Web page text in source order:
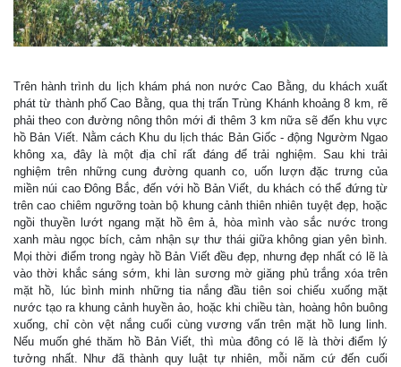
Trên hành trình du lịch khám phá non nước Cao Bằng, du khách xuất
phát từ thành phố Cao Bằng, qua thị trấn Trùng Khánh khoảng 8 km, rẽ
phải theo con đường nông thôn mới đi thêm 3 km nữa sẽ đến khu vực
hồ Bản Viết. Nằm cách Khu du lịch thác Bản Giốc - động Ngườm Ngao
không xa, đây là một địa chỉ rất đáng để trải nghiệm. Sau khi trải
nghiệm trên những cung đường quanh co, uốn lượn đặc trưng của
miền núi cao Đông Bắc, đến với hồ Bản Viết, du khách có thể đứng từ
trên cao chiêm ngưỡng toàn bộ khung cảnh thiên nhiên tuyệt đẹp, hoặc
ngồi thuyền lướt ngang mặt hồ êm ả, hòa mình vào sắc nước trong
xanh màu ngọc bích, cảm nhận sự thư thái giữa không gian yên bình.
Mọi thời điểm trong ngày hồ Bản Viết đều đẹp, nhưng đẹp nhất có lẽ là
vào thời khắc sáng sớm, khi làn sương mờ giăng phủ trắng xóa trên
mặt hồ, lúc bình minh những tia nắng đầu tiên soi chiếu xuống mặt
nước tạo ra khung cảnh huyền ảo, hoặc khi chiều tàn, hoàng hôn buông
xuống, chỉ còn vệt nắng cuối cùng vương vấn trên mặt hồ lung linh.
Nếu muốn ghé thăm hồ Bản Viết, thì mùa đông có lẽ là thời điểm lý
tưởng nhất. Như đã thành quy luật tự nhiên, mỗi năm cứ đến cuối